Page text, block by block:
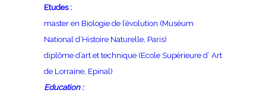
Etudes :
master en Biologie de l’évolution (Muséum
National d’Histoire Naturelle, Paris)
diplôme d’art et technique (Ecole Supérieure d’ Art
de Lorraine, Epinal)
Education :